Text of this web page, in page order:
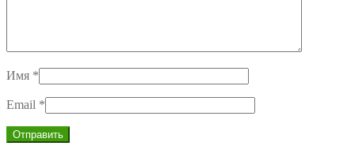
Имя *
Email *